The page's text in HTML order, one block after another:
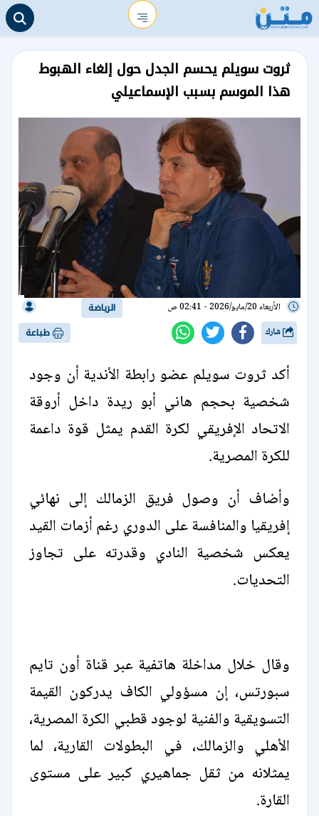
ثروت سويلم يحسم الجدل حول إلغاء الهبوط
هذا الموسم بسبب الإسماعيلي
الأربعاء 20/مايو/2026 - 02:41 ص الرياضة
طباعة
أكد ثروت سويلم عضو رابطة الأندية أن وجود
شخصية بحجم هاني أبو ريدة داخل أروقة
الاتحاد الإفريقي لكرة القدم يمثل قوة داعمة
للكرة المصرية.
وأضاف أن وصول فريق الزمالك إلى نهائي
إفريقيا والمنافسة على الدوري رغم أزمات القيد
يعكس شخصية النادي وقدرته على تجاوز
التحديات.
وقال خلال مداخلة هاتفية عبر قناة أون تايم
سبورتس، إن مسؤولي الكاف يدركون القيمة
التسويقية والفنية لوجود قطبي الكرة المصرية،
الأهلي والزمالك، في البطولات القارية، لما
يمثلانه من ثقل جماهيري كبير على مستوى
القارة.